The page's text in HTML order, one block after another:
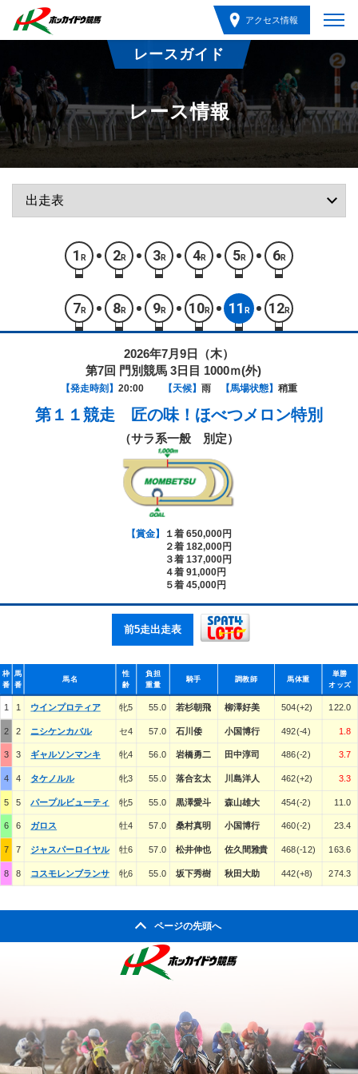
アクセス情報
レースガイド
レース情報
1 R 2R 3R 4R 5R 6R
7 R 8R 9R 10R 11 R 12R
2026年7月9日（木）
第7回 門別競馬 3日目 1000ｍ(外)
【発走時刻】 20:00 【天候】 雨 【馬場状態】 稍重
第１１競走 匠の味！ほべつメロン特別
（サラ系一般 別定）
【賞金】
１着 650,000円
２着 182,000円
３着 137,000円
４着 91,000円
５着 45,000円
前5走出走表
枠
番
馬
番
馬名
性
齢
負担
重量
騎手 調教師 馬体重
単勝
オッズ
1 1 ウインプロティア 牝5 55.0 若杉朝飛 柳澤好美 504(+2) 122.0
2 2 ニシケンカバル セ4 57.0 石川倭 小国博行 492(-4) 1.8
3 3 ギャルソンマンキ 牝4 56.0 岩橋勇二 田中淳司 486(-2) 3.7
4 4 タケノルル 牝3 55.0 落合玄太 川島洋人 462(+2) 3.3
5 5 パープルビューティ 牝5 55.0 黒澤愛斗 森山雄大 454(-2) 11.0
6 6 ガロス 牡4 57.0 桑村真明 小国博行 460(-2) 23.4
7 7 ジャスパーロイヤル 牡6 57.0 松井伸也 佐久間雅貴 468(-12) 163.6
8 8 コスモレンブランサ 牝6 55.0 坂下秀樹 秋田大助 442(+8) 274.3
ページの先頭へ